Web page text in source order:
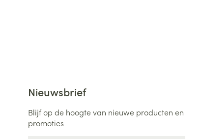
Nieuwsbrief
Blijf op de hoogte van nieuwe producten en
promoties